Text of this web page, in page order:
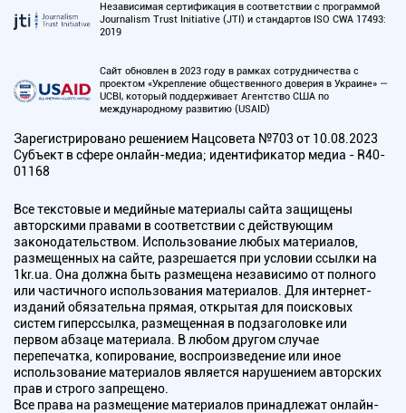
Независимая сертификация в соответствии с программой
Journalism Trust Initiative (JTI) и стандартов ISO CWA 17493:
2019
Сайт обновлен в 2023 году в рамках сотрудничества с
проектом «Укрепление общественного доверия в Украине» —
UCBI, который поддерживает Агентство США по
международному развитию (USAID)
Зарегистрировано решением Нацсовета №703 от 10.08.2023
Субъект в сфере онлайн-медиа; идентификатор медиа - R40-
01168
Все текстовые и медийные материалы сайта защищены
авторскими правами в соответствии с действующим
законодательством. Использование любых материалов,
размещенных на сайте, разрешается при условии ссылки на
1kr.ua. Она должна быть размещена независимо от полного
или частичного использования материалов. Для интернет-
изданий обязательна прямая, открытая для поисковых
систем гиперссылка, размещенная в подзаголовке или
первом абзаце материала. В любом другом случае
перепечатка, копирование, воспроизведение или иное
использование материалов является нарушением авторских
прав и строго запрещено.
Все права на размещение материалов принадлежат онлайн-